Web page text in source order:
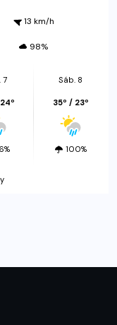
13 km/h
98%
7 Sáb. 8
35º / 23º
100%